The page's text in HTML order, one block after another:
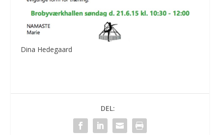
Dina Hedegaard
DEL: